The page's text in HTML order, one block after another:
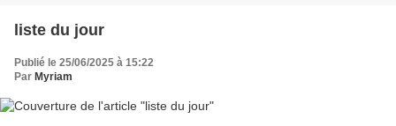
liste du jour
Publié le 25/06/2025 à 15:22
Par Myriam